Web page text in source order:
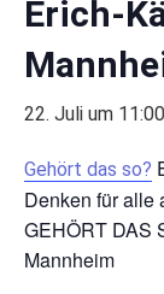
Erich-
22. Juli um 11:00
Gehört das so?
Denken für alle
GEHÖRT DAS
Mannheim